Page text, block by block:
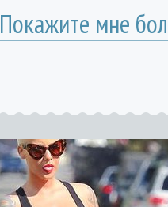
Покажите мне